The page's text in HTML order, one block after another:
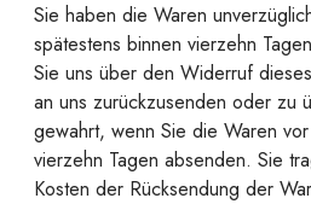
Sie haben die Waren
spätestens binnen vierzehn
Sie uns über den Widerruf
an uns zurückzusenden oder zu
gewahrt, wenn Sie die Waren
vierzehn Tagen absenden. Sie
Kosten der Rücksendung der